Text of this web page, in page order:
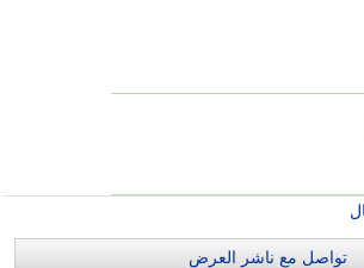
تواصل مع ناشر العرض